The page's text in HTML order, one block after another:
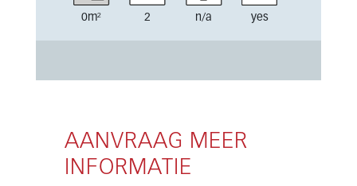
zeezicht en liggen op wandelafstand van
zijn inbegrepen.
0m² 2 n/a yes
AANVRAAG MEER
INFORMATIE